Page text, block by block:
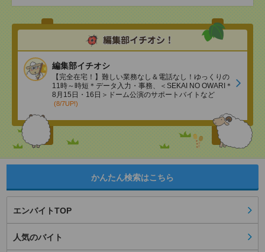
編集部イチオシ
【完全在宅！】難しい業務なし＆電話なし！ゆっくりの
11時～時短＊データ入力・事務、＜SEKAI NO OWARI＊
8月15日・16日＞ドーム公演のサポートバイトなど
(8/7UP!)
かんたん検索はこちら
エンバイトTOP
人気のバイト